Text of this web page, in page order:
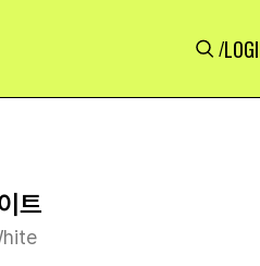
/
트